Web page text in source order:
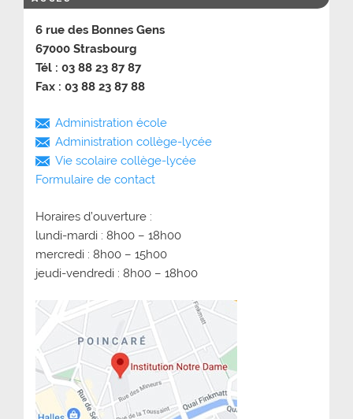
6 rue des Bonnes Gens
67000 Strasbourg
Tél : 03 88 23 87 87
Fax : 03 88 23 87 88
Administration école
Administration collège-lycée
Vie scolaire collège-lycée
Formulaire de contact
Horaires d’ouverture :
lundi-mardi : 8h00 – 18h00
mercredi : 8h00 – 15h00
jeudi-vendredi : 8h00 – 18h00